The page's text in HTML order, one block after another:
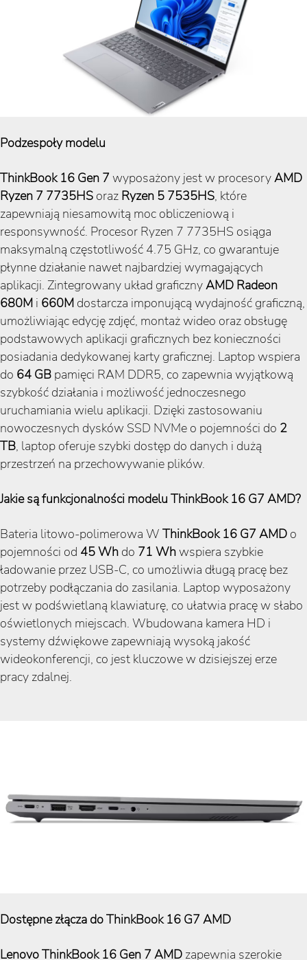
Podzespoły modelu
ThinkBook 16 Gen 7 wyposażony jest w procesoryAMD
Ryzen 7 7735HS oraz Ryzen 5 7535HS, które
zapewniają niesamowitą moc obliczeniową i
responsywność. Procesor Ryzen 7 7735HS osiąga
maksymalną częstotliwość 4.75 GHz, co gwarantuje
płynne działanie nawet najbardziej wymagających
aplikacji. Zintegrowany układ graficznyAMD Radeon
680M i 660M dostarcza imponującą wydajność graficzną,
umożliwiając edycję zdjęć, montaż wideo oraz obsługę
podstawowych aplikacji graficznych bez konieczności
posiadania dedykowanej karty graficznej. Laptop wspiera
do 64 GB pamięci RAM DDR5, co zapewnia wyjątkową
szybkość działania i możliwość jednoczesnego
uruchamiania wielu aplikacji. Dzięki zastosowaniu
nowoczesnych dysków SSD NVMe o pojemności do 2
TB, laptop oferuje szybki dostęp do danych i dużą
przestrzeń na przechowywanie plików.
Jakie są funkcjonalności modelu ThinkBook 16 G7 AMD?
Bateria litowo-polimerowa W ThinkBook 16 G7 AMD o
pojemności od 45 Wh do 71 Whwspiera szybkie
ładowanie przez USB-C, co umożliwia długą pracę bez
potrzeby podłączania do zasilania. Laptop wyposażony
jest w podświetlaną klawiaturę, co ułatwia pracę w słabo
oświetlonych miejscach. Wbudowana kamera HD i
systemy dźwiękowe zapewniają wysoką jakość
wideokonferencji, co jest kluczowe w dzisiejszej erze
pracy zdalnej.
Dostępne złącza do ThinkBook 16 G7 AMD
Lenovo ThinkBook 16 Gen 7 AMD zapewnia szerokie